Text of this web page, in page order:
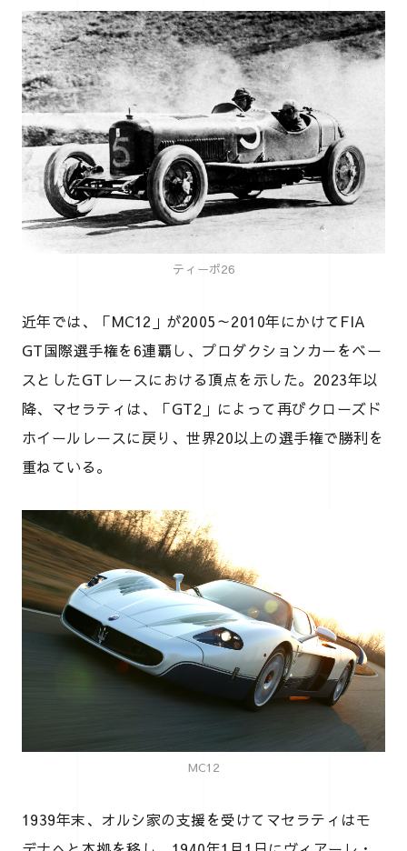
ティーポ26
近年では、「MC12」が2005～2010年にかけてFIA
GT国際選手権を6連覇し、プロダクションカーをベー
スとしたGTレースにおける頂点を示した。2023年以
降、マセラティは、「GT2」によって再びクローズド
ホイールレースに戻り、世界20以上の選手権で勝利を
重ねている。
MC12
1939年末、オルシ家の支援を受けてマセラティはモ